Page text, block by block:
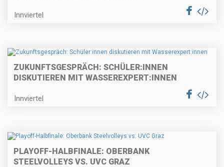
Innviertel
ZUKUNFTSGESPRÄCH: SCHÜLER:INNEN
DISKUTIEREN MIT WASSEREXPERT:INNEN
Innviertel
PLAYOFF-HALBFINALE: OBERBANK
STEELVOLLEYS VS. UVC GRAZ